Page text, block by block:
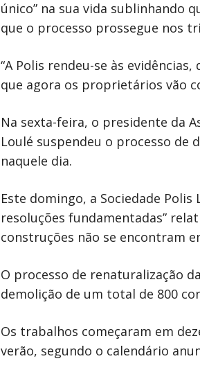
único” na sua vida sublinhando
que o processo prossegue nos
“A Polis rendeu-se às
que agora os proprietários vão
Na sexta-feira, o presidente da
Loulé suspendeu o processo de
naquele dia.
Este domingo, a Sociedade
resoluções fundamentadas”
construções não se encontram
O processo de renaturalização
demolição de um total de 800
Os trabalhos começaram em
verão, segundo o calendário